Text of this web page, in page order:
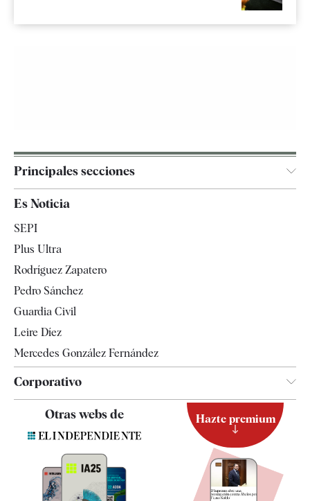
Principales secciones
España
Televisión
Es Noticia
SEPI
Plus Ultra
Rodríguez Zapatero
Pedro Sánchez
Guardia Civil
Leire Díez
Mercedes González Fernández
Corporativo
Contacto
Quiénes somos
Otras webs de Hazte premium